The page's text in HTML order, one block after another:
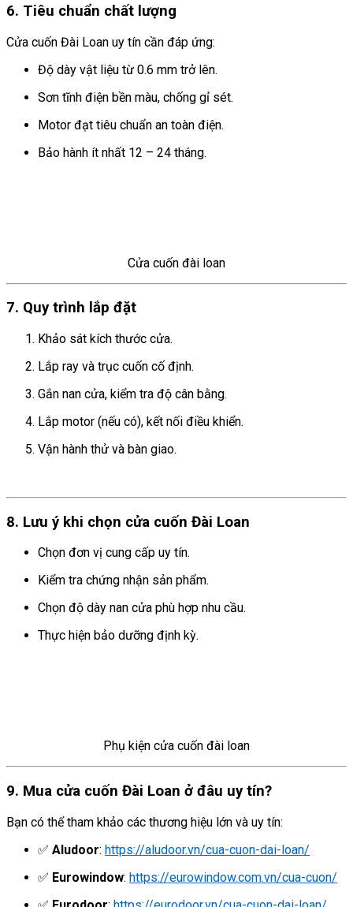
6. Tiêu chuẩn chất lượng
Cửa cuốn Đài Loan uy tín cần đáp ứng:
Độ dày vật liệu từ 0.6 mm trở lên.
Sơn tĩnh điện bền màu, chống gỉ sét.
Motor đạt tiêu chuẩn an toàn điện.
Bảo hành ít nhất 12 – 24 tháng.
Cửa cuốn đài loan
7. Quy trình lắp đặt
Khảo sát kích thước cửa.
Lắp ray và trục cuốn cố định.
Gắn nan cửa, kiểm tra độ cân bằng.
Lắp motor (nếu có), kết nối điều khiển.
Vận hành thử và bàn giao.
8. Lưu ý khi chọn cửa cuốn Đài Loan
Chọn đơn vị cung cấp uy tín.
Kiểm tra chứng nhận sản phẩm.
Chọn độ dày nan cửa phù hợp nhu cầu.
Thực hiện bảo dưỡng định kỳ.
Phụ kiện cửa cuốn đài loan
9. Mua cửa cuốn Đài Loan ở đâu uy tín?
Bạn có thể tham khảo các thương hiệu lớn và uy tín:
✅ Aludoor: https://aludoor.vn/cua-cuon-dai-loan/
✅ Eurowindow: https://eurowindow.com.vn/cua-cuon/